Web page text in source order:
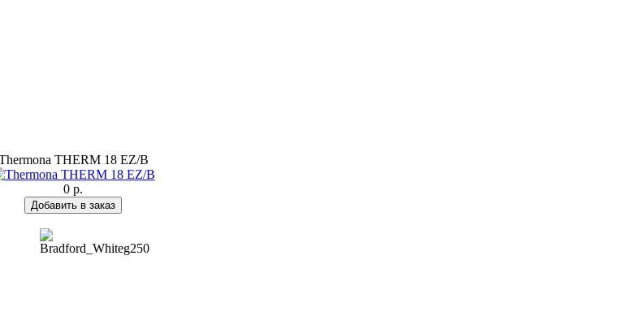
THERM 18 EZ/B
0 р.